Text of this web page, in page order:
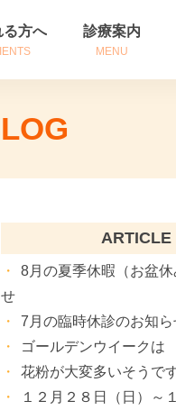
る方へ
ちの方
診療案内
MENU
鼻の症状
がん治療
補聴器相談
インフルエンザ治療
花粉症でお悩みの方へ
ARTICLE
8月の夏季休暇（お盆
せ
7月の臨時休診のお知ら
ゴールデンウイークは
花粉が大変多いそうで
１２月２８日（日）～